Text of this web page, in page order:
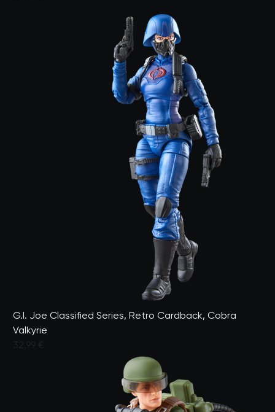
G.I. Joe Classified Series, Retro Cardback, Cobra
Valkyrie
32,99 €
Valutato dai clienti con un punteggio di 4,1 su 5